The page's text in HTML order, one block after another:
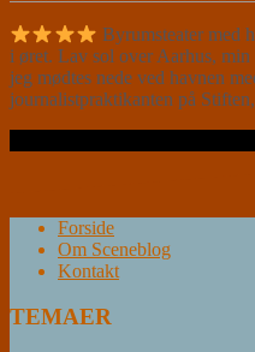
Byrumsteater med
i øret. Lav sol over Aarhus,
jeg mødtes nede ved havnen
journalistpraktikanten på
Forside
Om Sceneblog
Kontakt
TEMAER